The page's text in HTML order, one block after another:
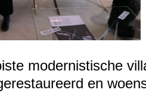
modernistische
en